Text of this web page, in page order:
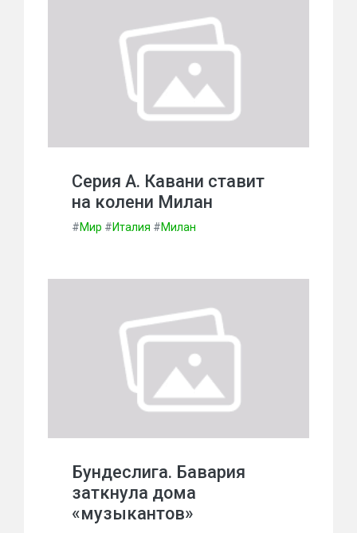
Серия А. Кавани ставит
на колени Милан
#Мир #Италия #Милан
Бундеслига. Бавария
заткнула дома
«музыкантов»